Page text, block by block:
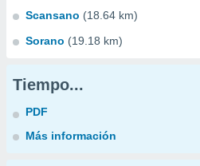
Scansano (18.64 km)
Sorano (19.18 km)
Tiempo...
PDF
Más información